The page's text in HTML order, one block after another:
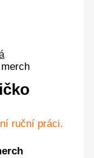
ruční práci.